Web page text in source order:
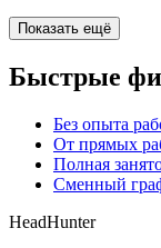
Показать ещё
Быстрые
Без опыта
От прямых
Полная
Сменный
HeadHunter